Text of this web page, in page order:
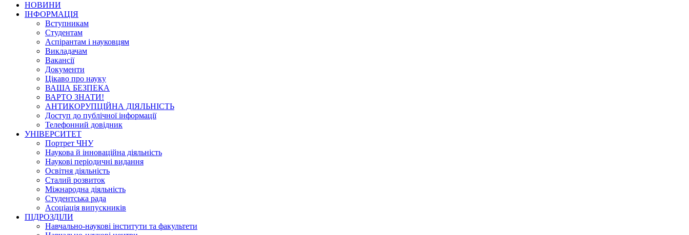
НОВИНИ
ІНФОРМАЦІЯ
Вступникам
Студентам
Аспірантам і науковцям
Викладачам
Вакансії
Документи
Цікаво про науку
ВАША БЕЗПЕКА
ВАРТО ЗНАТИ!
АНТИКОРУПЦІЙНА ДІЯЛЬНІСТЬ
Доступ до публічної інформації
Телефонний довідник
УНІВЕРСИТЕТ
Портрет ЧНУ
Наукова й інноваційна діяльність
Наукові періодичні видання
Освітня діяльність
Сталий розвиток
Міжнародна діяльність
Студентська рада
Асоціація випускників
ПІДРОЗДІЛИ
Навчально-наукові інститути та факультети